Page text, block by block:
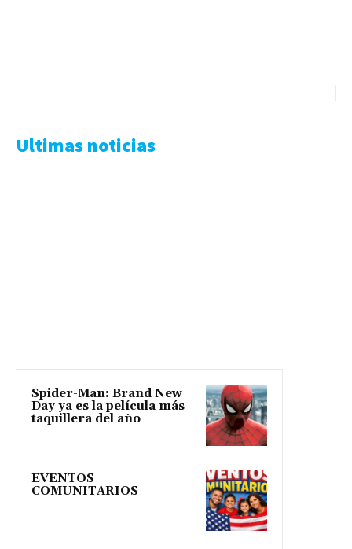
Ultimas noticias
Spider-Man: Brand New
Day ya es la película más
taquillera del año
EVENTOS
COMUNITARIOS